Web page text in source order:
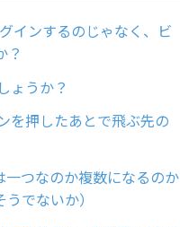
インするのじゃなく、ビ
？
ょうか？
を押したあとで飛ぶ先の
つなのか複数になるのか
でないか）